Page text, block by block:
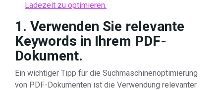
Ladezeit zu optimieren.
1. Verwenden Sie relevante
Keywords in Ihrem PDF-
Dokument.
Ein wichtiger Tipp für die Suchmaschinenoptimierung
von PDF-Dokumenten ist die Verwendung relevanter